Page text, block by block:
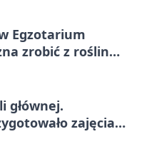
Egzotarium
zrobić z roślin
głównej.
zajęcia